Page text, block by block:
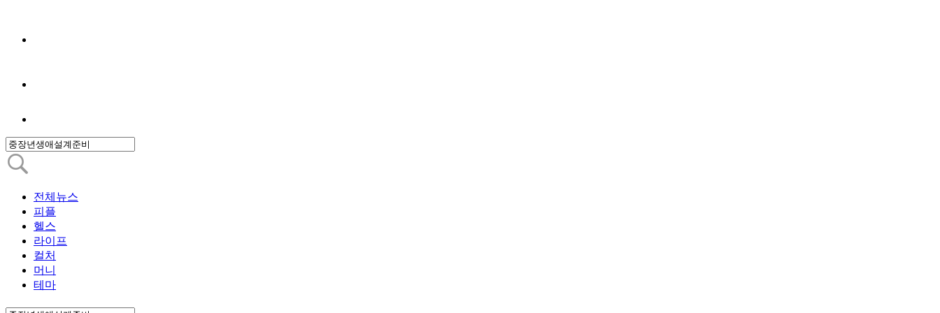
전체뉴스
피플
헬스
라이프
컬처
머니
테마